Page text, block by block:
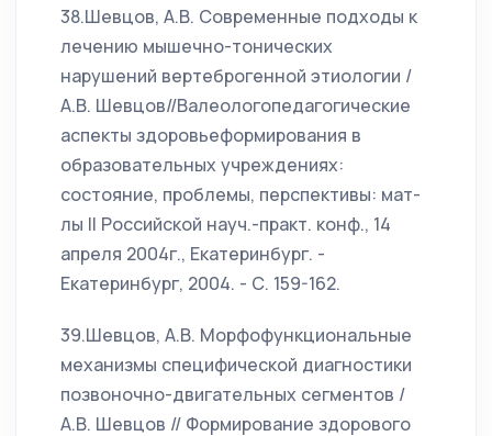
38.Шевцов, А.В. Современные подходы к
лечению мышечно-тонических
нарушений вертеброгенной этиологии /
А.В. Шевцов//Валеологопедагогические
аспекты здоровьеформирования в
образовательных учреждениях:
состояние, проблемы, перспективы: мат-
лы II Российской науч.-практ. конф., 14
апреля 2004г., Екатеринбург. -
Екатеринбург, 2004. - С. 159-162.
39.Шевцов, А.В. Морфофункциональные
механизмы специфической диагностики
позвоночно-двигательных сегментов /
А.В. Шевцов // Формирование здорового